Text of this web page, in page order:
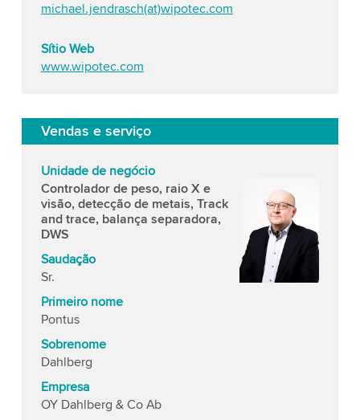
michael.jendrasch(at)wipotec.com
Sítio Web
www.wipotec.com
Vendas e serviço
Unidade de negócio
Controlador de peso, raio X e
visão, detecção de metais, Track
and trace, balança separadora,
DWS
Saudação
Sr.
Primeiro nome
Pontus
Sobrenome
Dahlberg
Empresa
OY Dahlberg & Co Ab